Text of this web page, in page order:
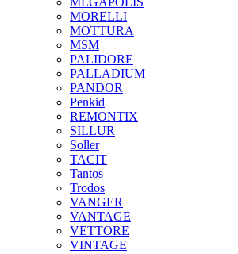
MORELLI
MOTTURA
MSM
PALIDORE
PALLADIUM
PANDOR
Penkid
REMONTIX
SILLUR
Soller
TACIT
Tantos
Trodos
VANGER
VANTAGE
VETTORE
VINTAGE